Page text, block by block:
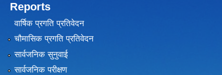
Reports
वार्षिक प्रगति प्रतिवेदन
चौमासिक प्रगति प्रतिवेदन
सार्वजनिक सुनुवाई
सार्वजनिक परीक्षण